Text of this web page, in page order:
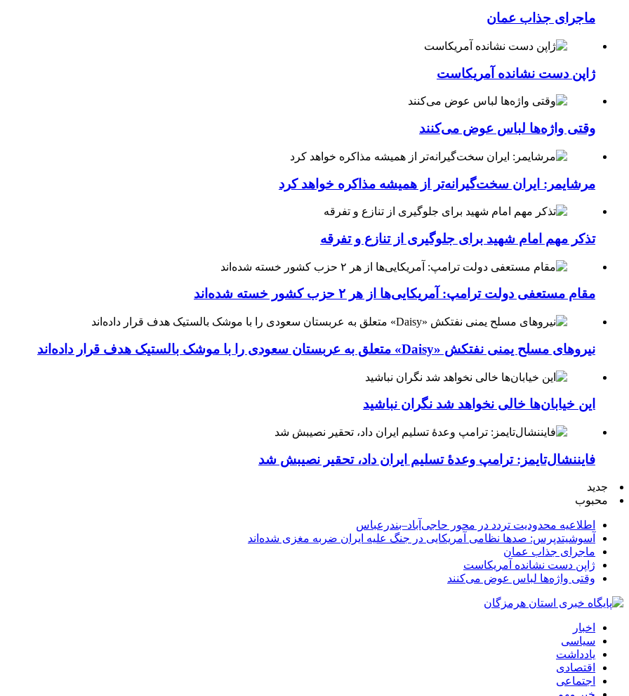
ماجرای جذاب عمان
ژاپن دست نشانده آمریکاست
وقتی واژه‌ها لباس عوض می‌کنند
مرشایمر: ایران سخت‌گیرانه‌تر از همیشه مذاکره خواهد کرد
تذکر مهم امام شهید برای جلوگیری از تنازع و تفرقه
مقام مستعفی دولت ترامپ: آمریکایی‌ها از هر ۲ حزب کشور خسته شده‌اند
نیروهای مسلح یمنی نفتکش «Daisy» متعلق به عربستان سعودی را با موشک بالستیک هدف قرار داده‌اند
این خیابان‌ها خالی نخواهد شد نگران نباشید
فایننشال‌تایمز: ترامپ وعدۀ تسلیم ایران داد، تحقیر نصیبش شد
جدید
محبوب
اطلاعیه محدودیت تردد در محور حاجی‌آباد–بندرعباس
آسوشیتدپرس: صدها نظامی آمریکایی در جنگ علیه ایران ضربه مغزی شده‌اند
ماجرای جذاب عمان
ژاپن دست نشانده آمریکاست
وقتی واژه‌ها لباس عوض می‌کنند
اخبار
سیاسی
یادداشت
اقتصادی
اجتماعی